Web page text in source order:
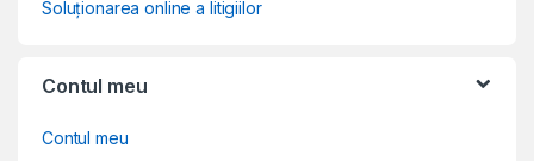
Soluționarea online a litigiilor
Contul meu
Contul meu